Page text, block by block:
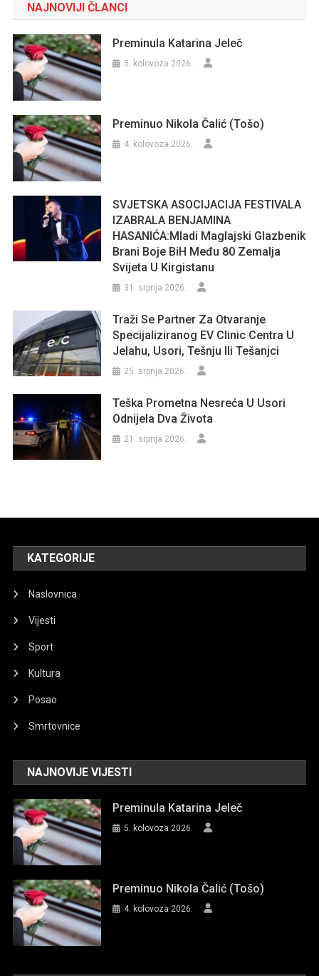
NAJNOVIJI ČLANCI
Preminula Katarina Jeleč
5. kolovoza 2026.
Preminuo Nikola Čalić (Tošo)
4. kolovoza 2026.
SVJETSKA ASOCIJACIJA FESTIVALA
IZABRALA BENJAMINA
HASANIĆA:Mladi Maglajski Glazbenik
Brani Boje BiH Među 80 Zemalja
Svijeta U Kirgistanu
31. srpnja 2026.
Traži Se Partner Za Otvaranje
Specijaliziranog EV Clinic Centra U
Jelahu, Usori, Tešnju Ili Tešanjci
25. srpnja 2026.
Teška Prometna Nesreća U Usori
Odnijela Dva Života
21. srpnja 2026.
KATEGORIJE
Naslovnica
Vijesti
Sport
Kultura
Posao
Smrtovnice
NAJNOVIJE VIJESTI
Preminula Katarina Jeleč
5. kolovoza 2026.
Preminuo Nikola Čalić (Tošo)
4. kolovoza 2026.